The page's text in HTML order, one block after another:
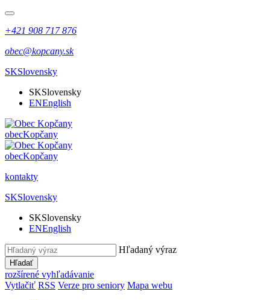
+421 908 717 876
obec@kopcany.sk
SKSlovensky
SKSlovensky
ENEnglish
obecKopčany
obecKopčany
kontakty
SKSlovensky
SKSlovensky
ENEnglish
Hľadaný výraz
Hľadať
rozšírené vyhľadávanie
Vytlačiť RSS Verze pro seniory Mapa webu